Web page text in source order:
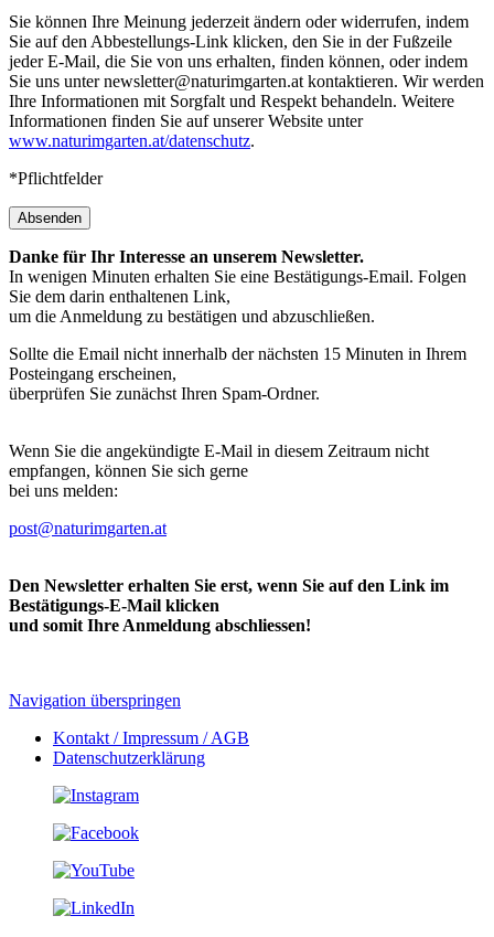
Sie können Ihre Meinung jederzeit ändern oder widerrufen, indem
Sie auf den Abbestellungs-Link klicken, den Sie in der Fußzeile
jeder E-Mail, die Sie von uns erhalten, finden können, oder indem
Sie uns unter newsletter@naturimgarten.at kontaktieren. Wir werden
Ihre Informationen mit Sorgfalt und Respekt behandeln. Weitere
Informationen finden Sie auf unserer Website unter
www.naturimgarten.at/datenschutz.
*Pflichtfelder
Absenden
Danke für Ihr Interesse an unserem Newsletter.
In wenigen Minuten erhalten Sie eine Bestätigungs-Email. Folgen
Sie dem darin enthaltenen Link,
um die Anmeldung zu bestätigen und abzuschließen.
Sollte die Email nicht innerhalb der nächsten 15 Minuten in Ihrem
Posteingang erscheinen,
überprüfen Sie zunächst Ihren Spam-Ordner.
Wenn Sie die angekündigte E-Mail in diesem Zeitraum nicht
empfangen, können Sie sich gerne
bei uns melden:
post@naturimgarten.at
Den Newsletter erhalten Sie erst, wenn Sie auf den Link im
Bestätigungs-E-Mail klicken
und somit Ihre Anmeldung abschliessen!
Navigation überspringen
Kontakt / Impressum / AGB
Datenschutzerklärung